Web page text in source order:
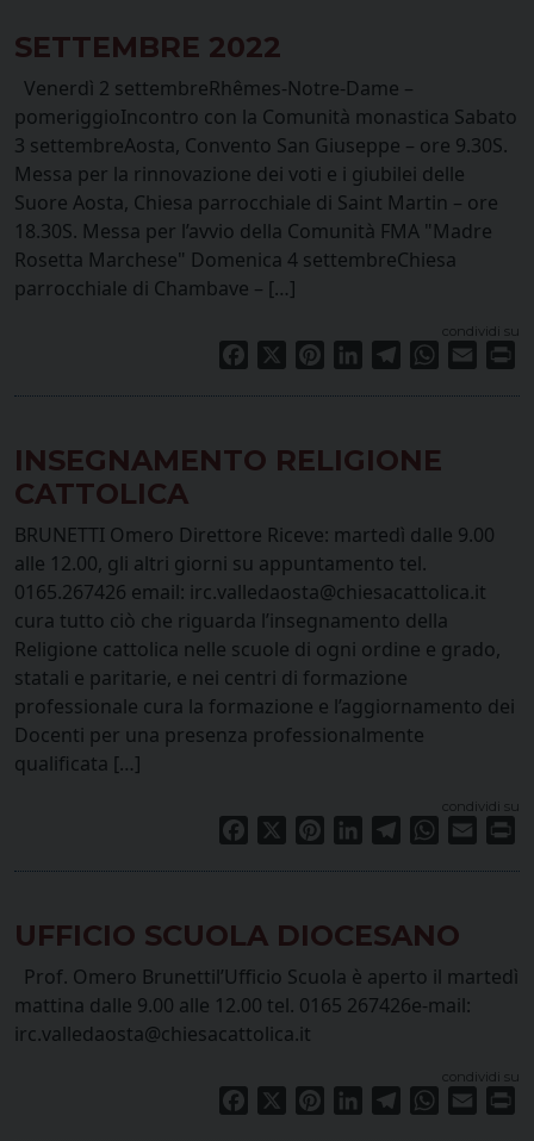
SETTEMBRE 2022
Venerdì 2 settembreRhêmes-Notre-Dame –
pomeriggioIncontro con la Comunità monastica Sabato
3 settembreAosta, Convento San Giuseppe – ore 9.30S.
Messa per la rinnovazione dei voti e i giubilei delle
Suore Aosta, Chiesa parrocchiale di Saint Martin – ore
18.30S. Messa per l’avvio della Comunità FMA "Madre
Rosetta Marchese" Domenica 4 settembreChiesa
parrocchiale di Chambave – […]
condividi su
Facebook PinterestLinkedInTelegramWhatsApp
Email
INSEGNAMENTO RELIGIONE
CATTOLICA
BRUNETTI Omero Direttore Riceve: martedì dalle 9.00
alle 12.00, gli altri giorni su appuntamento tel.
0165.267426 email: irc.valledaosta@chiesacattolica.it
cura tutto ciò che riguarda l’insegnamento della
Religione cattolica nelle scuole di ogni ordine e grado,
statali e paritarie, e nei centri di formazione
professionale cura la formazione e l’aggiornamento dei
Docenti per una presenza professionalmente
qualificata […]
condividi su
Facebook PinterestLinkedInTelegramWhatsApp
Email
UFFICIO SCUOLA DIOCESANO
Prof. Omero Brunettil’Ufficio Scuola è aperto il martedì
mattina dalle 9.00 alle 12.00 tel. 0165 267426e-mail:
irc.valledaosta@chiesacattolica.it
condividi su
Facebook PinterestLinkedInTelegramWhatsApp
Email